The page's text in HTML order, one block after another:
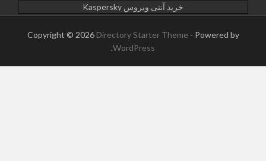
خرید آنتی ویروس Kaspersky
Copyright © 2026 Directory Starter Theme - Powered by
WordPress
.